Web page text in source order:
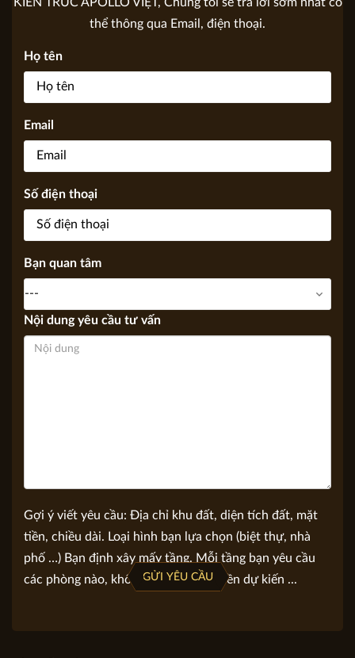
GỬI YÊU CẦU TƯ VẤN
KIẾN TRÚC APOLLO VIỆT, Chúng tôi sẽ trả lời sớm nhất có
Họ tên
Email
Số điện thoại
Bạn quan tâm
Gợi ý viết yêu cầu: Địa chỉ khu đất, diện tích đất, mặt